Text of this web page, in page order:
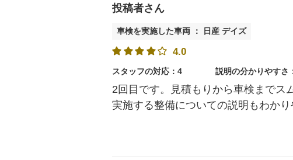
投稿者さん
車検を実施した車両 ： 日産 デイズ
4.0
スタッフの対応：4 説明の分かりやすさ
2回目です。見積もりから車検までス
実施する整備についての説明もわかり